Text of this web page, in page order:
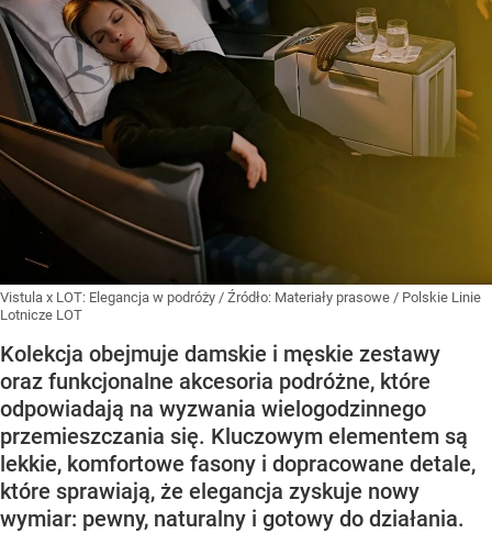
Vistula x LOT: Elegancja w podróży / Źródło: Materiały prasowe / Polskie Linie
Lotnicze LOT
Kolekcja obejmuje damskie i męskie zestawy
oraz funkcjonalne akcesoria podróżne, które
odpowiadają na wyzwania wielogodzinnego
przemieszczania się. Kluczowym elementem są
lekkie, komfortowe fasony i dopracowane detale,
które sprawiają, że elegancja zyskuje nowy
wymiar: pewny, naturalny i gotowy do działania.